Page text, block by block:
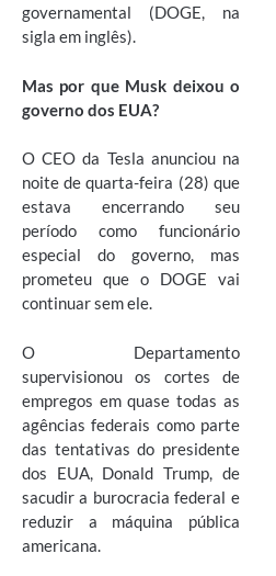
governamental (DOGE, na
sigla em inglês).
Mas por que Musk deixou o
governo dos EUA?
O CEO da Tesla anunciou na
noite de quarta-feira (28) que
estava encerrando seu
período como funcionário
especial do governo, mas
prometeu que o DOGE vai
continuar sem ele.
O Departamento
supervisionou os cortes de
empregos em quase todas as
agências federais como parte
das tentativas do presidente
dos EUA, Donald Trump, de
sacudir a burocracia federal e
reduzir a máquina pública
americana.